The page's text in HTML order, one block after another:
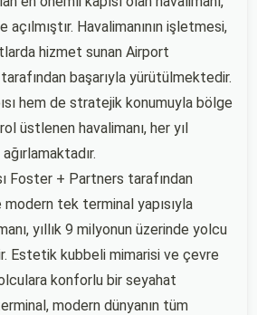
açılmıştır. Havalimanının işletmesi,
hizmet sunan Airport
başarıyla yürütülmektedir.
hem de stratejik konumuyla bölge
üstlenen havalimanı, her yıl
Foster + Partners tarafından
tek terminal yapısıyla
yıllık 9 milyonun üzerinde yolcu
Estetik kubbeli mimarisi ve çevre
konforlu bir seyahat
modern dünyanın tüm